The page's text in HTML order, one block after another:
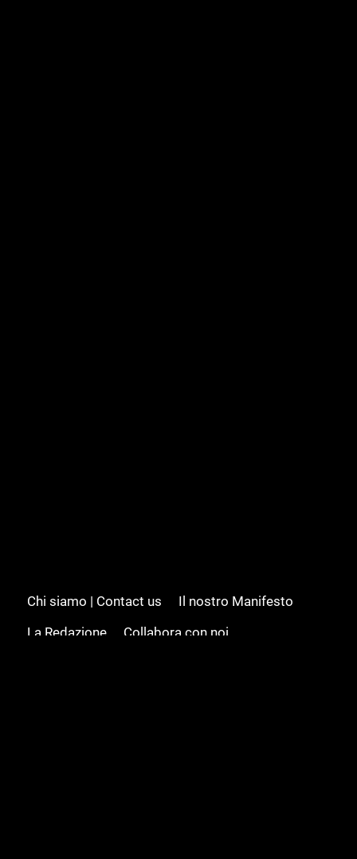
Chi siamo | Contact us
Il nostro Manifesto
La Redazione
Collabora con noi